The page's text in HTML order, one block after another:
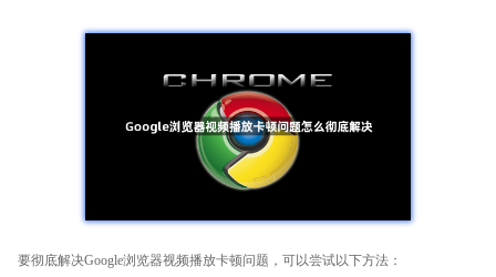
要彻底解决Google浏览器视频播放卡顿问题，可以尝试以下方法：